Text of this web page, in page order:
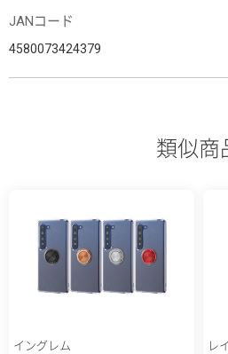
JANコード
4580073424379
類似商
イングレム レ